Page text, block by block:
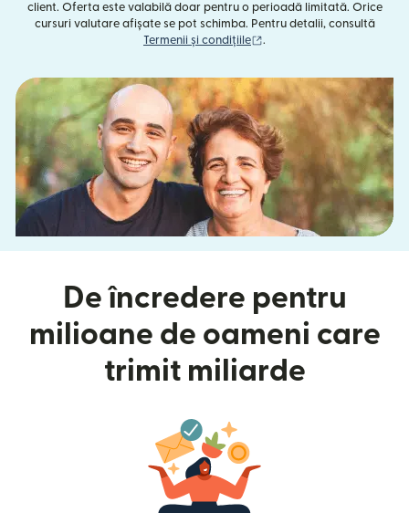
client. Oferta este valabilă doar pentru o perioadă limitată. Orice
cursuri valutare afișate se pot schimba. Pentru detalii, consultă
Termenii și condițiile
.
De încredere pentru
milioane de oameni care
trimit miliarde